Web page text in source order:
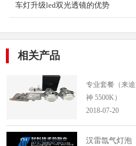
车灯升级led双光透镜的优势
相关产品
2019-12-19
专业套餐（来
神 5500K）
汉雷氙气灯泡